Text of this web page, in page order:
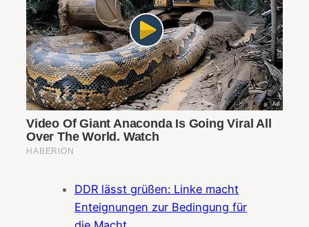
DDR lässt grüßen: Linke macht
Enteignungen zur Bedingung für